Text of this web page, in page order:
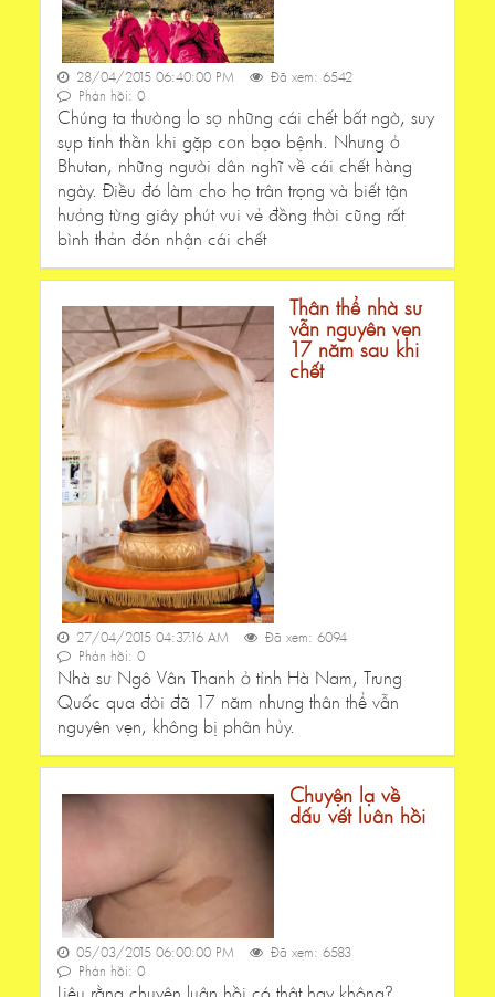
28/04/2015 06:40:00 PM
Đã xem: 6542
Phản hồi: 0
Chúng ta thường lo sợ những cái chết bất ngờ, suy
sụp tinh thần khi gặp cơn bạo bệnh. Nhưng ở
Bhutan, những người dân nghĩ về cái chết hàng
ngày. Điều đó làm cho họ trân trọng và biết tận
hưởng từng giây phút vui vẻ đồng thời cũng rất
bình thản đón nhận cái chết
Thân thể nhà sư
vẫn nguyên vẹn
17 năm sau khi
chết
27/04/2015 04:37:16 AM
Đã xem: 6094
Phản hồi: 0
Nhà sư Ngô Vân Thanh ở tỉnh Hà Nam, Trung
Quốc qua đời đã 17 năm nhưng thân thể vẫn
nguyên vẹn, không bị phân hủy.
Chuyện lạ về
dấu vết luân hồi
05/03/2015 06:00:00 PM
Đã xem: 6583
Phản hồi: 0
Liệu rằng chuyện luân hồi có thật hay không?